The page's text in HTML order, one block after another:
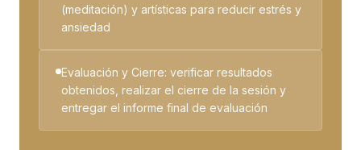
(meditación) y artísticas para reducir estrés y
ansiedad
Evaluación y Cierre: verificar resultados
obtenidos, realizar el cierre de la sesión y
entregar el informe final de evaluación